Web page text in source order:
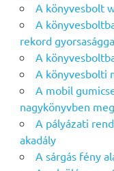
A könyvesbolt
A
rekord
A
A könyvesbolti
A mobil
nagykönyvben
A pályázati
akadály
A sárgás fény